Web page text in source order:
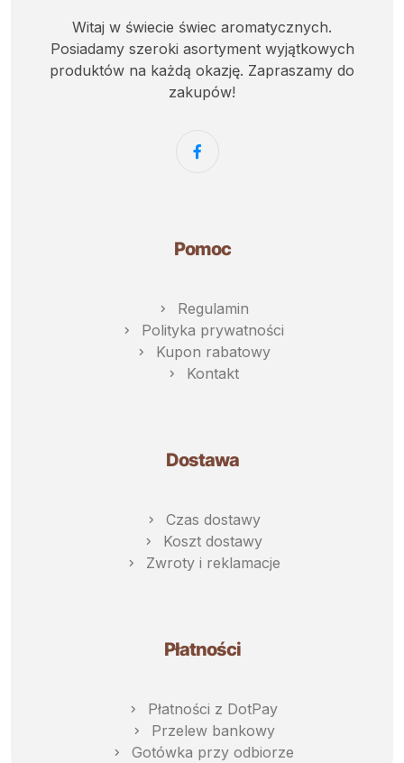
Witaj w świecie świec aromatycznych.
Posiadamy szeroki asortyment wyjątkowych
produktów na każdą okazję. Zapraszamy do
zakupów!
Pomoc
Regulamin
Polityka prywatności
Kupon rabatowy
Kontakt
Dostawa
Czas dostawy
Koszt dostawy
Zwroty i reklamacje
Płatności
Płatności z DotPay
Przelew bankowy
Gotówka przy odbiorze